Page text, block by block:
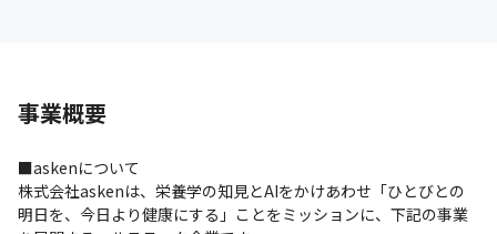
事業概要
■askenについて
株式会社askenは、栄養学の知見とAIをかけあわせ「ひとびとの
明日を、今日より健康にする」ことをミッションに、下記の事業